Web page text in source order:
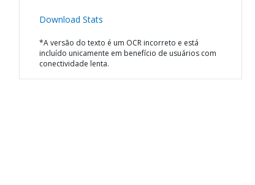
Download Stats
*A versão do texto é um OCR incorreto e está
incluído unicamente em benefício de usuários com
conectividade lenta.